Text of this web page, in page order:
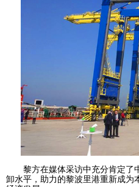
黎方在媒体采访中充分肯定了
卸水平，助力的黎波里港重新成为